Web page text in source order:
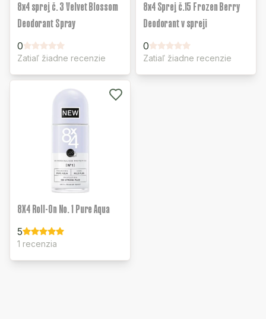
8x4 sprej č. 3 Velvet Blossom
Deodorant Spray
0
Zatiaľ žiadne recenzie
8x4 Sprej č.15 Frozen Berry
Deodorant v spreji
0
Zatiaľ žiadne recenzie
8X4 Roll-On No. 1 Pure Aqua
5
1 recenzia